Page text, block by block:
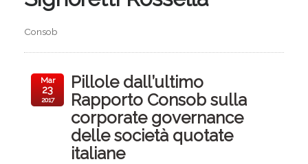
Consob
Pillole dall’ultimo
Rapporto Consob sulla
corporate governance
delle società quotate
italiane
Mar
23
2017